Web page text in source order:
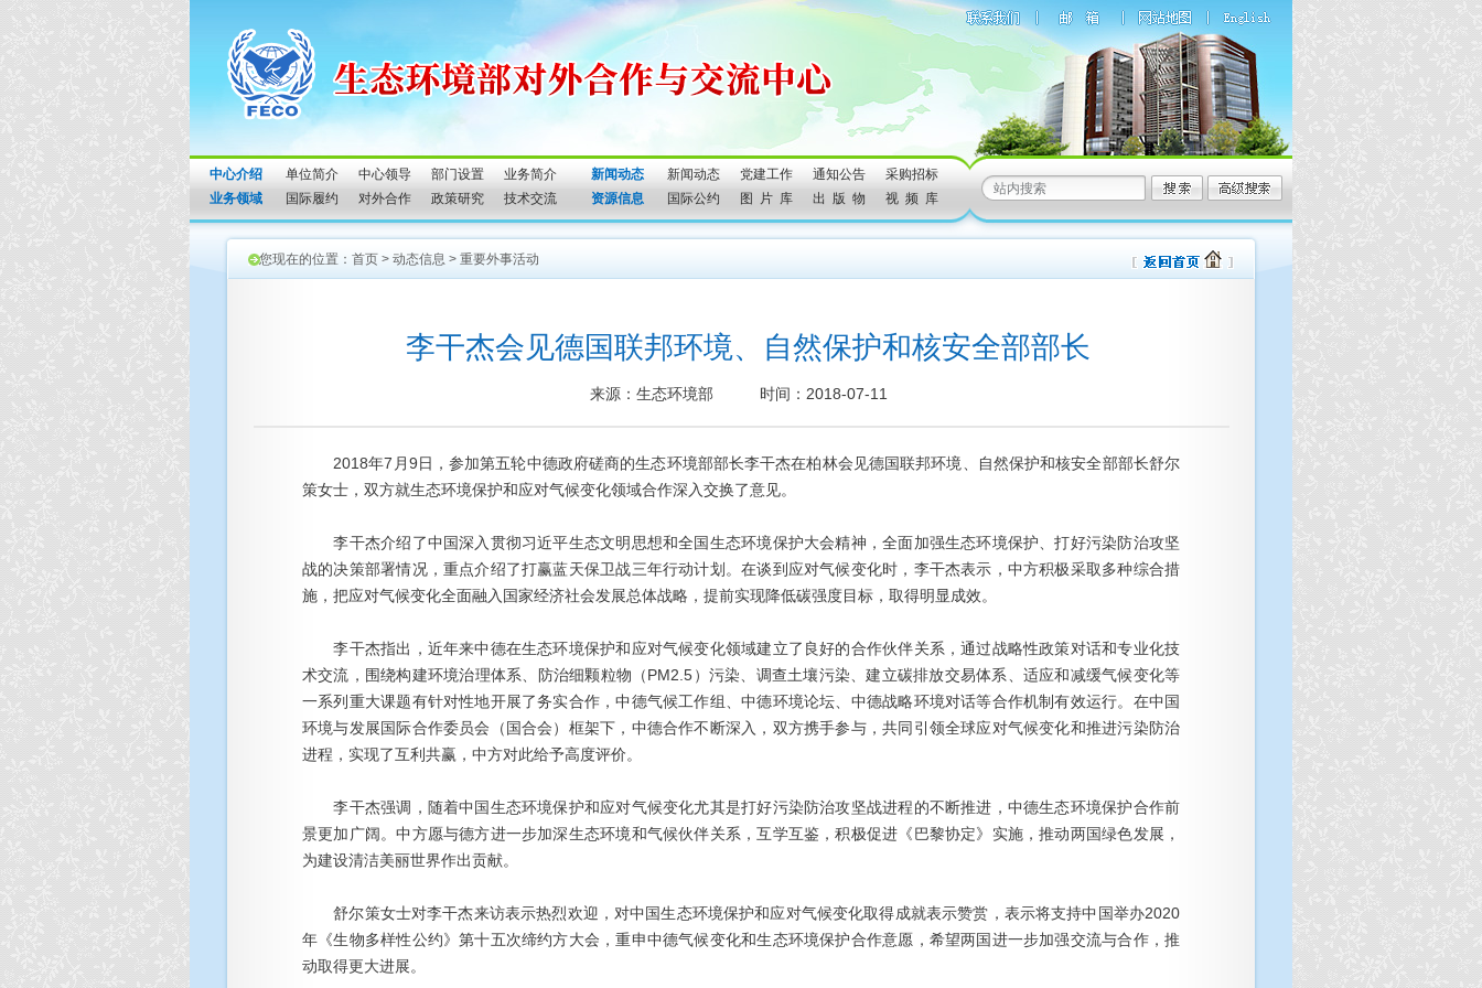
中心介绍 单位简介 中心领导 部门设置
业务简介
业务领域
国际履约 对外合作 政策研究 技术交流
新闻动态 新闻动态 党建工作 通知公告
采购招标
资源信息
国际公约 图 片 库 出 版 物 视 频 库
您现在的位置： 首页 > 动态信息 > 重要外事活动
李干杰会见德国联邦环境、自然保护和核安全部部长
来源：生态环境部 时间：2018-07-11
2018年7月9日，参加第五轮中德政府磋商的生态环境部部长李干杰在柏林会见德国联邦环境、自然保护和核安全部部长舒尔
策女士，双方就生态环境保护和应对气候变化领域合作深入交换了意见。
李干杰介绍了中国深入贯彻习近平生态文明思想和全国生态环境保护大会精神，全面加强生态环境保护、打好污染防治攻坚
战的决策部署情况，重点介绍了打赢蓝天保卫战三年行动计划。在谈到应对气候变化时，李干杰表示，中方积极采取多种综合措
施，把应对气候变化全面融入国家经济社会发展总体战略，提前实现降低碳强度目标，取得明显成效。
李干杰指出，近年来中德在生态环境保护和应对气候变化领域建立了良好的合作伙伴关系，通过战略性政策对话和专业化技
术交流，围绕构建环境治理体系、防治细颗粒物（PM2.5）污染、调查土壤污染、建立碳排放交易体系、适应和减缓气候变化等
一系列重大课题有针对性地开展了务实合作，中德气候工作组、中德环境论坛、中德战略环境对话等合作机制有效运行。在中国
环境与发展国际合作委员会（国合会）框架下，中德合作不断深入，双方携手参与，共同引领全球应对气候变化和推进污染防治
进程，实现了互利共赢，中方对此给予高度评价。
李干杰强调，随着中国生态环境保护和应对气候变化尤其是打好污染防治攻坚战进程的不断推进，中德生态环境保护合作前
景更加广阔。中方愿与德方进一步加深生态环境和气候伙伴关系，互学互鉴，积极促进《巴黎协定》实施，推动两国绿色发展，
为建设清洁美丽世界作出贡献。
舒尔策女士对李干杰来访表示热烈欢迎，对中国生态环境保护和应对气候变化取得成就表示赞赏，表示将支持中国举办2020
年《生物多样性公约》第十五次缔约方大会，重申中德气候变化和生态环境保护合作意愿，希望两国进一步加强交流与合作，推
动取得更大进展。